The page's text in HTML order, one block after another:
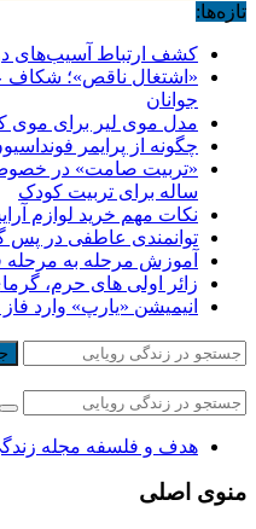
تازه‌ها:
کشف ارتباط آسیب‌های
«اشتغال ناقص»؛ شکاف
جوانان
مدل موی لیر برای موی
چگونه از پرایمر
ساله برای تربیت کودک
نکات مهم خرید لوازم
توانمندی عاطفی در پس
آموزش مرحله به مرحله
زائر اولی های حرم،
انیمیشن «یارپ» وارد
هدف و فلسفه مجله
منوی اصلی